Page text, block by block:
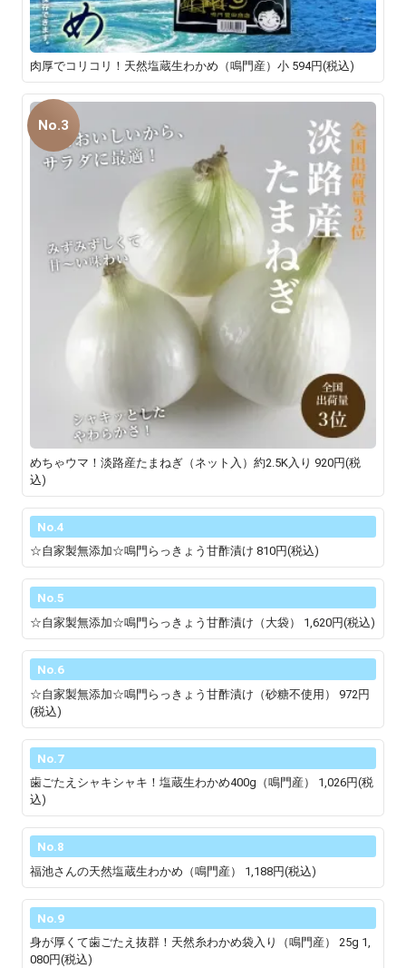
肉厚でコリコリ！天然塩蔵生わかめ（鳴門産）小 594円(税込)
No.3
めちゃウマ！淡路産たまねぎ（ネット入）約2.5K入り920円(税
込)
No.4
☆自家製無添加☆鳴門らっきょう甘酢漬け810円(税込)
No.5
☆自家製無添加☆鳴門らっきょう甘酢漬け（大袋） 1,620円(税込)
No.6
☆自家製無添加☆鳴門らっきょう甘酢漬け（砂糖不使用）972円
(税込)
No.7
歯ごたえシャキシャキ！塩蔵生わかめ400g（鳴門産） 1,026円(税
込)
No.8
福池さんの天然塩蔵生わかめ（鳴門産） 1,188円(税込)
No.9
身が厚くて歯ごたえ抜群！天然糸わかめ袋入り（鳴門産） 25g 1,
080円(税込)